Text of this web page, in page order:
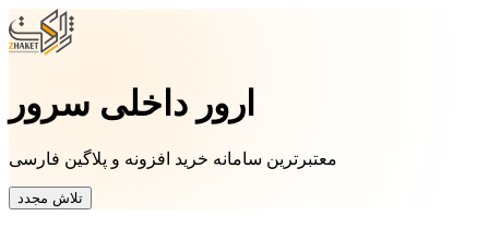
ارور داخلی سرور
معتبرترین سامانه خرید افزونه و پلاگین فارسی
تلاش مجدد